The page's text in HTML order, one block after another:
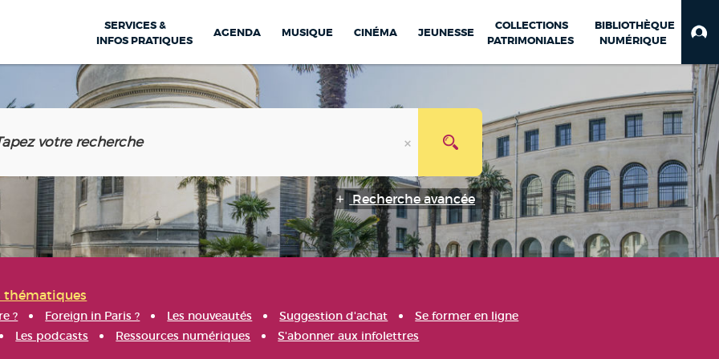
SERVICES &
INFOS PRATIQUES
AGENDA MUSIQUE CINÉMA JEUNESSE
COLLECTIONS
PATRIMONIALES
BIBLIOTHÈQUE
NUMÉRIQUE
Recherche avancée
thématiques
? Foreign in Paris ? Les nouveautés Suggestion d'achat
Se former en ligne
Les podcasts Ressources numériques S'abonner aux infolettres